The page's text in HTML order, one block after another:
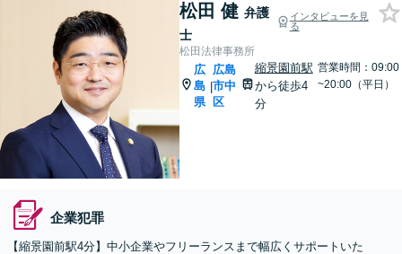
松田 健 弁護
士
インタビューを見
る
松田法律事務所
広
島
県
|
広島
市中
区
縮景園前駅
から徒歩4
分
営業時間：09:00
~20:00（平日）
企業犯罪
【縮景園前駅4分】中小企業やフリーランスまで幅広くサポートいた